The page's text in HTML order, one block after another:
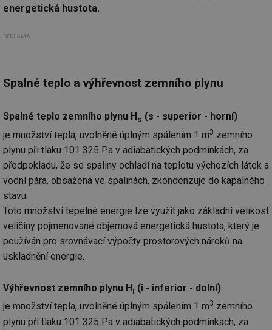
energetická hustota.
REKLAMA
Spalné teplo a výhřevnost zemního plynu
Spalné teplo zemního plynu H s (s - superior - horní)
je množství tepla, uvolněné úplným spálením 1 m3 zemního
plynu při tlaku 101 325 Pa v adiabatických podmínkách, za
předpokladu, že se spaliny ochladí na teplotu výchozích látek a
vodní pára, obsažená ve spalinách, zkondenzuje do kapalného
stavu.
Toto množství tepelné energie lze využít jako základní velikost
veličiny pojmenované objemová energetická hustota, který je
používán pro srovnávací výpočty prostorových nároků na
uskladnění energie.
Výhřevnost zemního plynu Hi (i - inferior - dolní)
je množství tepla, uvolněné úplným spálením 1 m3 zemního
plynu při tlaku 101 325 Pa v adiabatických podmínkách, za